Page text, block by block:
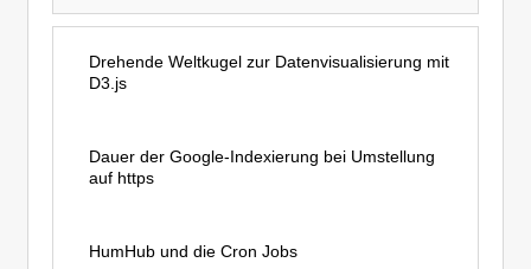
Drehende Weltkugel zur Datenvisualisierung mit
D3.js
Dauer der Google-Indexierung bei Umstellung
auf https
HumHub und die Cron Jobs